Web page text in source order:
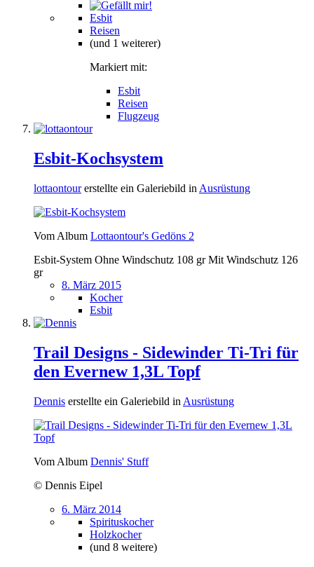
Esbit
Reisen
(und 1 weiterer)
Markiert mit:
Esbit
Reisen
Flugzeug
Esbit-Kochsystem
lottaontourerstellte ein Galeriebild in Ausrüstung
Vom Album Lottaontour's Gedöns 2
Esbit-System Ohne Windschutz 108 gr Mit Windschutz 126
gr
8. März 2015
Kocher
Esbit
Trail Designs - Sidewinder Ti-Tri für
den Evernew 1,3L Topf
Dennis erstellte ein Galeriebild in Ausrüstung
Vom Album Dennis' Stuff
© Dennis Eipel
6. März 2014
Spirituskocher
Holzkocher
(und 8 weitere)